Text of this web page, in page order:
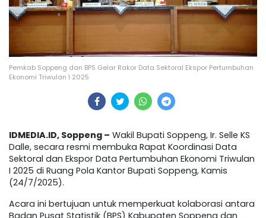
Pemkab Soppeng dan BPS Gelar Rakor Data Sektoral Ekspor Pertumbuhan
Ekonomi Triwulan I 2025
IDMEDIA.ID, Soppeng – Wakil Bupati Soppeng, Ir. Selle KS
Dalle, secara resmi membuka Rapat Koordinasi Data
Sektoral dan Ekspor Data Pertumbuhan Ekonomi Triwulan
I 2025 di Ruang Pola Kantor Bupati Soppeng, Kamis
(24/7/2025).
Acara ini bertujuan untuk memperkuat kolaborasi antara